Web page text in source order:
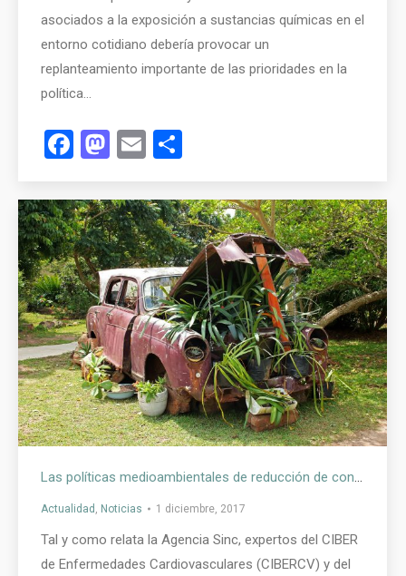
asociados a la exposición a sustancias químicas en el
entorno cotidiano debería provocar un
replanteamiento importante de las prioridades en la
política…
Facebook
Mastodon
Email
Actualidad Noticias 1 diciembre, 2017
Tal y como relata la Agencia Sinc, expertos del CIBER
de Enfermedades Cardiovasculares (CIBERCV) y del